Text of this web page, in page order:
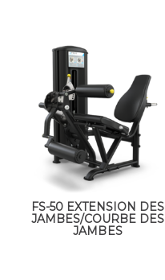
FS-50 EXTENSION DES
JAMBES/COURBE DES
JAMBES